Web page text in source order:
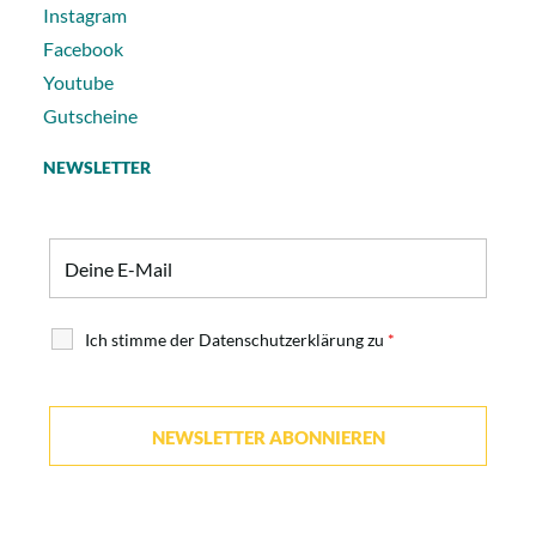
Instagram
Facebook
Youtube
Gutscheine
NEWSLETTER
Ich stimme der Datenschutzerklärung zu *